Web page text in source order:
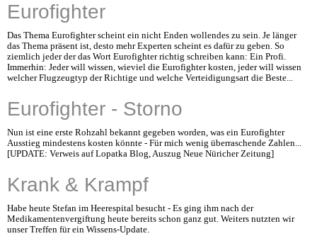
Eurofighter
Das Thema Eurofighter scheint ein nicht Enden wollendes zu sein. Je länger
das Thema präsent ist, desto mehr Experten scheint es dafür zu geben. So
ziemlich jeder der das Wort Eurofighter richtig schreiben kann: Ein Profi.
Immerhin: Jeder will wissen, wieviel die Eurofighter kosten, jeder will wissen
welcher Flugzeugtyp der Richtige und welche Verteidigungsart die Beste...
Eurofighter - Storno
Nun ist eine erste Rohzahl bekannt gegeben worden, was ein Eurofighter
Ausstieg mindestens kosten könnte - Für mich wenig überraschende Zahlen...
[UPDATE: Verweis auf Lopatka Blog, Auszug Neue Nüricher Zeitung]
Krank & Krampf
Habe heute Stefan im Heerespital besucht - Es ging ihm nach der
Medikamentenvergiftung heute bereits schon ganz gut. Weiters nutzten wir
unser Treffen für ein Wissens-Update.